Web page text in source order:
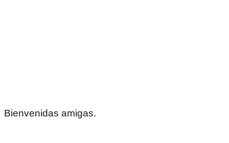
Bienvenidas amigas.